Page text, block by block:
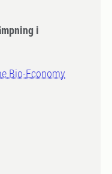
i
Bio-Economy